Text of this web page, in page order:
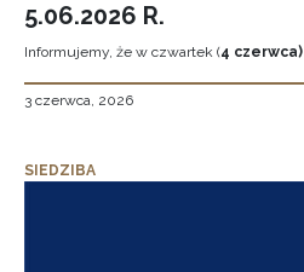
5.06.2026 R.
Informujemy, że w czwartek (4 czerwca)
3 czerwca, 2026
SIEDZIBA